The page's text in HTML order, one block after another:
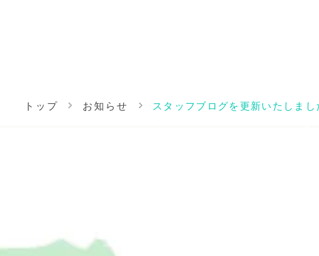
トップ お知らせ スタッフブログを更新いたしまし